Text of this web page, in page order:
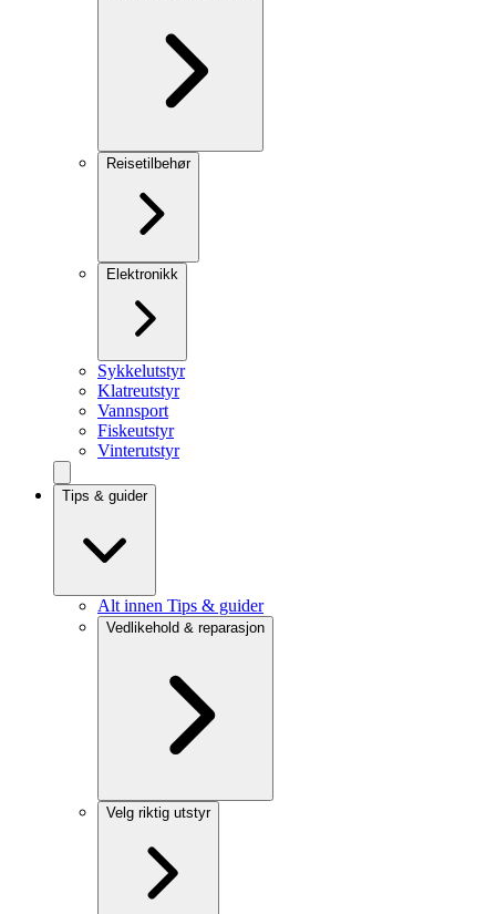
Reisetilbehør
Elektronikk
Sykkelutstyr
Klatreutstyr
Vannsport
Fiskeutstyr
Vinterutstyr
Tips & guider
Alt innen Tips & guider
Vedlikehold & reparasjon
Velg riktig utstyr